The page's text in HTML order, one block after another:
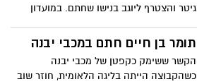
גיטר והצטרף ליוגב בנישו שחתם. במועדון
החלוץ בוחר בשלב זה להתעסק בפיתוח
קריירה עצמאית. המאמן: "יכול להבין אותו,
הדלת פתוחה בפניו"
תומר בן חיים חתם במכבי יבנה
הקשר ששימק כקפטן של מכבי יבנה
כשהקבוצה הייתה בליגה הלאומית, חוזר שוב